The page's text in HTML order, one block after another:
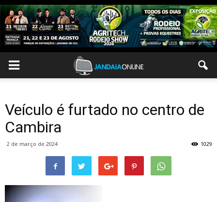
Veículo é furtado no centro de
Cambira
2 de março de 2024 1029